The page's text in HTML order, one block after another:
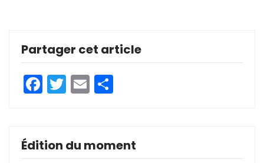
Partager cet article
Facebook
Twitter
Email
Édition du moment